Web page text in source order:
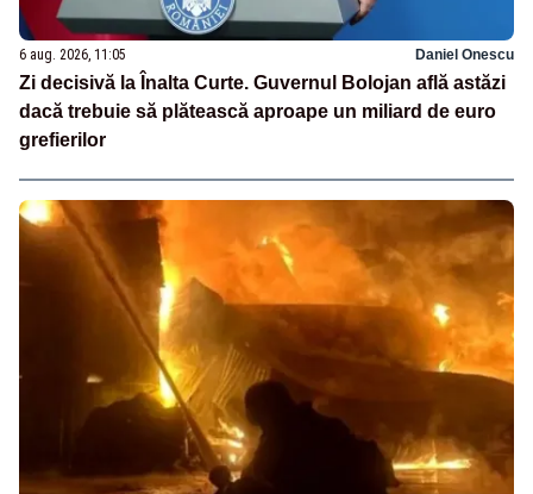
6 aug. 2026, 11:05 Daniel Onescu
Zi decisivă la Înalta Curte. Guvernul Bolojan află astăzi
dacă trebuie să plătească aproape un miliard de euro
grefierilor